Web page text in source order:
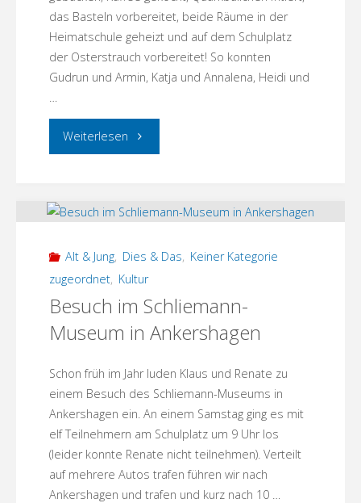
das Basteln vorbereitet, beide Räume in der
Heimatschule geheizt und auf dem Schulplatz
der Osterstrauch vorbereitet! So konnten
Gudrun und Armin, Katja und Annalena, Heidi und
…
Weiterlesen "Osterbasteln
Alt & Jung, Dies & Das, Keiner Kategorie
zugeordnet, Kultur
Besuch im Schliemann-
Museum in Ankershagen
Schon früh im Jahr luden Klaus und Renate zu
einem Besuch des Schliemann-Museums in
Ankershagen ein. An einem Samstag ging es mit
elf Teilnehmern am Schulplatz um 9 Uhr los
(leider konnte Renate nicht teilnehmen). Verteilt
auf mehrere Autos trafen führen wir nach
Ankershagen und trafen und kurz nach 10 …